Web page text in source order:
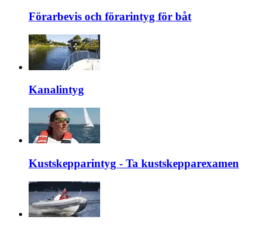
Förarbevis och förarintyg för båt
Kanalintyg
Kustskepparintyg - Ta kustskepparexamen